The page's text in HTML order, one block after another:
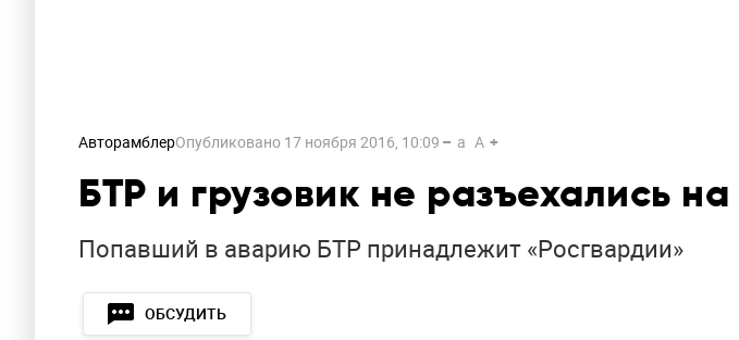
АвторамблерОпубликовано 17 ноября 2016, 10:09 a A
БТР и грузовик не разъехались
Попавший в аварию БТР принадлежит «Росгвардии»
ОБСУДИТЬ